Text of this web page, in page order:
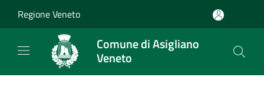
Regione Veneto
Comune di Asigliano
Veneto